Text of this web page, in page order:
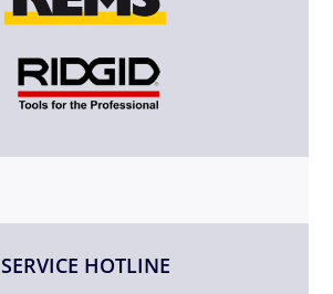
SERVICE HOTLINE